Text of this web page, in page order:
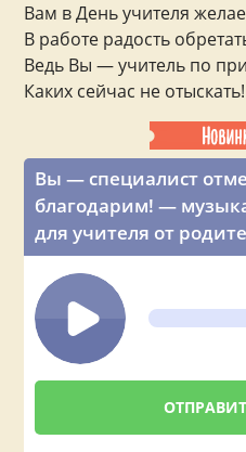
Вы — специалист
благодарим! —
для учителя от
Вам в День учителя
В работе радость
Ведь Вы — учитель по
Каких сейчас не отыскать!